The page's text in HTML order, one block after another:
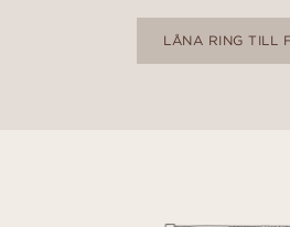
LÅNA RING TILL